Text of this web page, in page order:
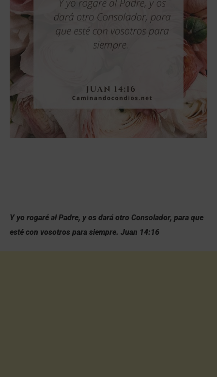
Y yo rogaré al Padre, y os dará otro Consolador, para que
esté con vosotros para siempre. Juan 14:16